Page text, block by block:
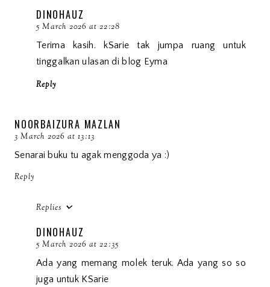
DINOHAUZ
5 March 2026 at 22:28
Terima kasih. kSarie tak jumpa ruang untuk
tinggalkan ulasan di blog Eyma
Reply
NOORBAIZURA MAZLAN
3 March 2026 at 13:13
Senarai buku tu agak menggoda ya :)
Reply
Replies
DINOHAUZ
5 March 2026 at 22:35
Ada yang memang molek teruk. Ada yang so so
juga untuk KSarie